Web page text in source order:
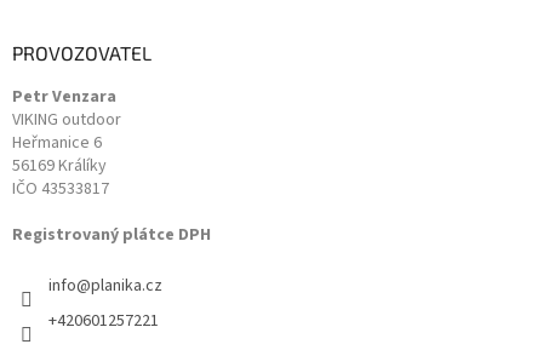
PROVOZOVATEL
Petr Venzara
VIKING outdoor
Heřmanice 6
56169 Králíky
IČO 43533817
Registrovaný plátce DPH
info@planika.cz
+420601257221